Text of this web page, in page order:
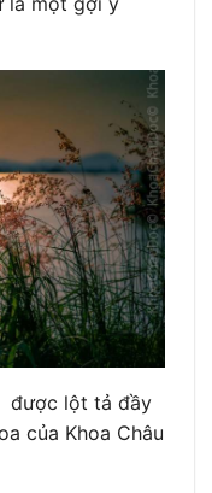
được lột tả đầy
của Khoa Châu